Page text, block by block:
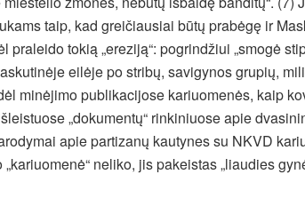
taip, kad greičiausiai būtų prabėgę ir
praleido tokią „ereziją“: pogrindžiui „smogė
eilėje po stribų, savigynos grupių,
minėjimo publikacijose kariuomenės, kaip
„dokumentų“ rinkiniuose apie
apie partizanų kautynes su NKVD
neliko, jis pakeistas „liaudies